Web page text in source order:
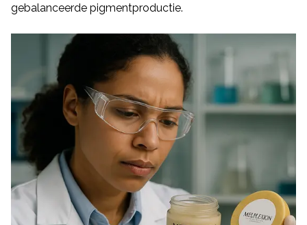
gebalanceerde pigmentproductie.